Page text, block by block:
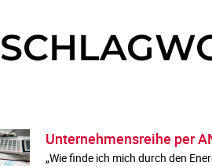
Unternehmensreihe per
„Wie finde ich mich durch den